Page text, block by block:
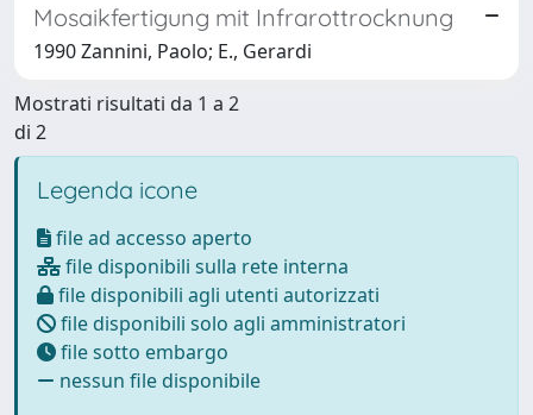
Mosaikfertigung mit Infrarottrocknung
1990 Zannini, Paolo; E., Gerardi
Mostrati risultati da 1 a 2
di 2
Legenda icone
file ad accesso aperto
file disponibili sulla rete interna
file disponibili agli utenti autorizzati
file disponibili solo agli amministratori
file sotto embargo
nessun file disponibile